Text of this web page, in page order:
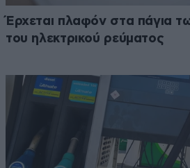
Έρχεται πλαφόν στα πάγια
του ηλεκτρικού ρεύματος